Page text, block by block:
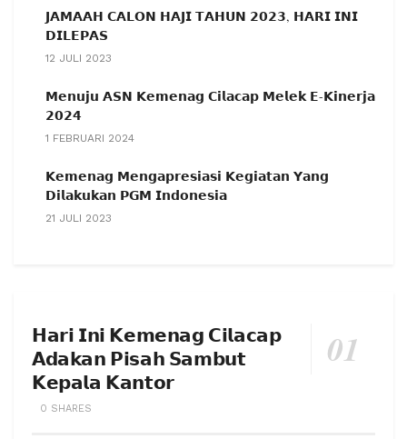
𝗝𝗔𝗠𝗔𝗔𝗛 𝗖𝗔𝗟𝗢𝗡 𝗛𝗔𝗝𝗜 𝗧𝗔𝗛𝗨𝗡 𝟮𝟬𝟮𝟯, 𝗛𝗔𝗥𝗜 𝗜𝗡𝗜
𝗗𝗜𝗟𝗘𝗣𝗔𝗦
12 JULI 2023
𝗠𝗲𝗻𝘂𝗷𝘂 𝗔𝗦𝗡 𝗞𝗲𝗺𝗲𝗻𝗮𝗴 𝗖𝗶𝗹𝗮𝗰𝗮𝗽 𝗠𝗲𝗹𝗲𝗸 𝗘-𝗞𝗶𝗻𝗲𝗿𝗷𝗮
𝟮𝟬𝟮𝟰
1 FEBRUARI 2024
𝗞𝗲𝗺𝗲𝗻𝗮𝗴 𝗠𝗲𝗻𝗴𝗮𝗽𝗿𝗲𝘀𝗶𝗮𝘀𝗶 𝗞𝗲𝗴𝗶𝗮𝘁𝗮𝗻 𝗬𝗮𝗻𝗴
𝗗𝗶𝗹𝗮𝗸𝘂𝗸𝗮𝗻 𝗣𝗚𝗠 𝗜𝗻𝗱𝗼𝗻𝗲𝘀𝗶𝗮
21 JULI 2023
𝗛𝗮𝗿𝗶 𝗜𝗻𝗶 𝗞𝗲𝗺𝗲𝗻𝗮𝗴 𝗖𝗶𝗹𝗮𝗰𝗮𝗽
𝗔𝗱𝗮𝗸𝗮𝗻 𝗣𝗶𝘀𝗮𝗵 𝗦𝗮𝗺𝗯𝘂𝘁
𝗞𝗲𝗽𝗮𝗹𝗮 𝗞𝗮𝗻𝘁𝗼𝗿
0 SHARES